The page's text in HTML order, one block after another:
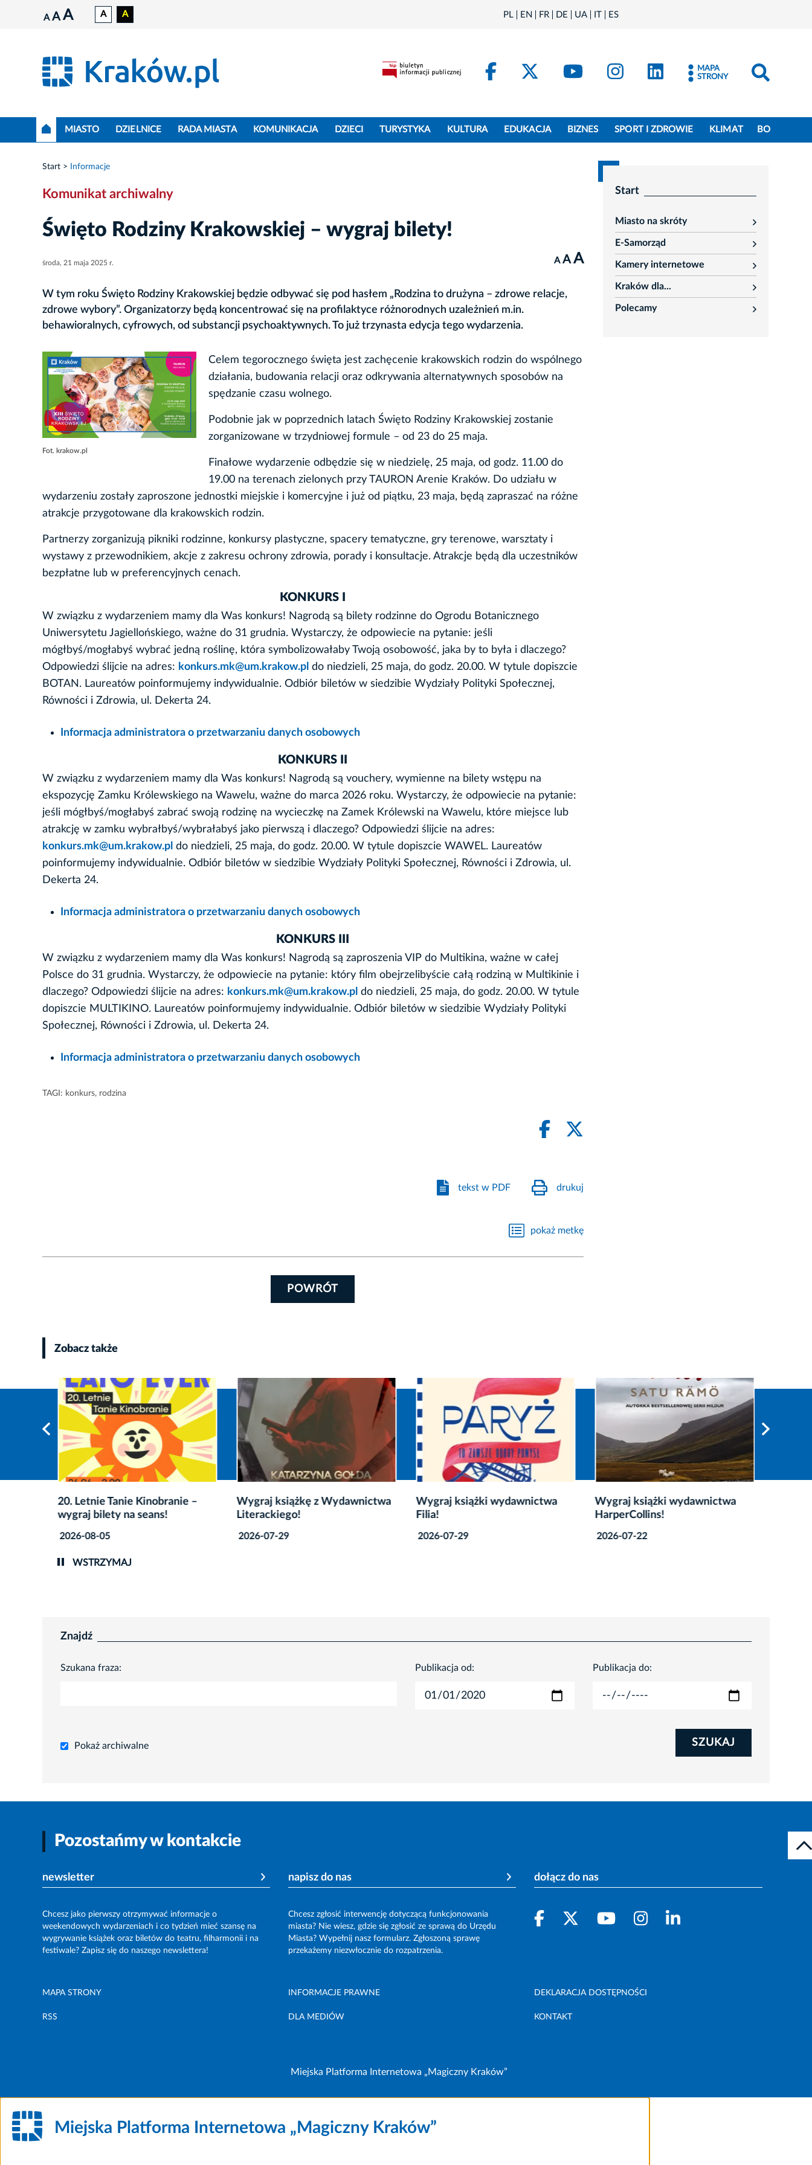
A A A A A PL EN FR DE UA IT ES
FacebookKraków - X
Kraków - YouTube
Kraków - Instagram
Kraków - LinkedIn
MAPA
STRONY
MIASTO DZIELNICE RADA MIASTA KOMUNIKACJA DZIECI TURYSTYKA KULTURA EDUKACJA BIZNES SPORT I ZDROWIE KLIMAT BO
Start Informacje
Komunikat archiwalny
Święto Rodziny Krakowskiej – wygraj bilety!
środa, 21 maja 2025 r. A A A
W tym roku Święto Rodziny Krakowskiej będzie odbywać się pod hasłem „Rodzina to drużyna – zdrowe relacje,
zdrowe wybory”. Organizatorzy będą koncentrować się na profilaktyce różnorodnych uzależnień m.in.
behawioralnych, cyfrowych, od substancji psychoaktywnych. To już trzynasta edycja tego wydarzenia.
Fot. krakow.pl
Celem tegorocznego święta jest zachęcenie krakowskich rodzin do wspólnego
działania, budowania relacji oraz odkrywania alternatywnych sposobów na
spędzanie czasu wolnego.
Podobnie jak w poprzednich latach Święto Rodziny Krakowskiej zostanie
zorganizowane w trzydniowej formule – od 23 do 25 maja.
Finałowe wydarzenie odbędzie się w niedzielę, 25 maja, od godz. 11.00 do
19.00 na terenach zielonych przy TAURON Arenie Kraków. Do udziału w
wydarzeniu zostały zaproszone jednostki miejskie i komercyjne i już od piątku, 23 maja, będą zapraszać na różne
atrakcje przygotowane dla krakowskich rodzin.
Partnerzy zorganizują pikniki rodzinne, konkursy plastyczne, spacery tematyczne, gry terenowe, warsztaty i
wystawy z przewodnikiem, akcje z zakresu ochrony zdrowia, porady i konsultacje. Atrakcje będą dla uczestników
bezpłatne lub w preferencyjnych cenach.
KONKURS I
W związku z wydarzeniem mamy dla Was konkurs! Nagrodą są bilety rodzinne do Ogrodu Botanicznego
Uniwersytetu Jagiellońskiego, ważne do 31 grudnia. Wystarczy, że odpowiecie na pytanie: jeśli
mógłbyś/mogłabyś wybrać jedną roślinę, która symbolizowałaby Twoją osobowość, jaka by to była i dlaczego?
Odpowiedzi ślijcie na adres: konkurs.mk@um.krakow.pl do niedzieli, 25 maja, do godz. 20.00. W tytule dopiszcie
BOTAN. Laureatów poinformujemy indywidualnie. Odbiór biletów w siedzibie Wydziały Polityki Społecznej,
Równości i Zdrowia, ul. Dekerta 24.
Informacja administratora o przetwarzaniu danych osobowych
KONKURS II
W związku z wydarzeniem mamy dla Was konkurs! Nagrodą są vouchery, wymienne na bilety wstępu na
ekspozycję Zamku Królewskiego na Wawelu, ważne do marca 2026 roku. Wystarczy, że odpowiecie na pytanie:
jeśli mógłbyś/mogłabyś zabrać swoją rodzinę na wycieczkę na Zamek Królewski na Wawelu, które miejsce lub
atrakcję w zamku wybrałbyś/wybrałabyś jako pierwszą i dlaczego? Odpowiedzi ślijcie na adres:
konkurs.mk@um.krakow.pl do niedzieli, 25 maja, do godz. 20.00. W tytule dopiszcie WAWEL. Laureatów
poinformujemy indywidualnie. Odbiór biletów w siedzibie Wydziały Polityki Społecznej, Równości i Zdrowia, ul.
Dekerta 24.
Informacja administratora o przetwarzaniu danych osobowych
KONKURS III
W związku z wydarzeniem mamy dla Was konkurs! Nagrodą są zaproszenia VIP do Multikina, ważne w całej
Polsce do 31 grudnia. Wystarczy, że odpowiecie na pytanie: który film obejrzelibyście całą rodziną w Multikinie i
dlaczego? Odpowiedzi ślijcie na adres: konkurs.mk@um.krakow.pl do niedzieli, 25 maja, do godz. 20.00. W tytule
dopiszcie MULTIKINO. Laureatów poinformujemy indywidualnie. Odbiór biletów w siedzibie Wydziały Polityki
Społecznej, Równości i Zdrowia, ul. Dekerta 24.
Informacja administratora o przetwarzaniu danych osobowych
TAGI: konkurs, rodzina
tekst w PDF drukuj
pokaż metkę
POWRÓT
Start
Miasto na skróty
rozwiń
E-Samorząd
rozwiń
Kamery internetowe
rozwiń
Kraków dla...
rozwiń
Polecamy
rozwiń
Zobacz także
20. Letnie Tanie Kinobranie –
wygraj bilety na seans!
2026-08-05
Wygraj książkę z Wydawnictwa
Literackiego!
2026-07-29
Wygraj książki wydawnictwa
Filia!
2026-07-29
Wygraj książki wydawnictwa
HarperCollins!
2026-07-22
WSTRZYMAJ
Znajdź
Szukana fraza: Publikacja od: Publikacja do:
Pokaż archiwalne SZUKAJ
Pozostańmy w kontakcie
newsletter
Chcesz jako pierwszy otrzymywać informacje o
weekendowych wydarzeniach i co tydzień mieć szansę na
wygrywanie książek oraz biletów do teatru, filharmonii i na
festiwale? Zapisz się do naszego newslettera!
napisz do nas
Chcesz zgłosić interwencję dotyczącą funkcjonowania
miasta? Nie wiesz, gdzie się zgłosić ze sprawą do Urzędu
Miasta? Wypełnij nasz formularz. Zgłoszoną sprawę
przekażemy niezwłocznie do rozpatrzenia.
dołącz do nas
MAPA STRONY INFORMACJE PRAWNE DEKLARACJA DOSTĘPNOŚCI
RSS DLA MEDIÓW KONTAKT
Miejska Platforma Internetowa „Magiczny Kraków”
Miejska Platforma Internetowa „Magiczny Kraków”